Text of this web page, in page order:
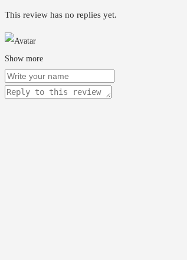
This review has no replies yet.
Show more